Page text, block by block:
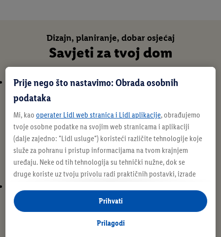
Dizajn, planiranje, dobar osjećaj
Savjeti za tvoj dom
Vodič za zaštitu od
kukaca
Udobno se smjestite vani!
Prije nego što nastavimo: Obrada osobnih
podataka
Mi, kao operater Lidl web stranica i Lidl aplikacije, obrađujemo
tvoje osobne podatke na svojim web stranicama i aplikaciji
(dalje zajedno: "Lidl usluge") koristeći različite tehnologije koje
služe za pohranu i pristup informacijama na tvom krajnjem
uređaju. Neke od tih tehnologija su tehnički nužne, dok se
druge koriste uz tvoju privolu radi praktičnih postavki, izrade
usluga. Ako si sudionik Lidl Plus programa, podaci o tvom
ponašanju pri kupnji u trgovinama također će se obrađivati u te
Prilagodi
Prihvati